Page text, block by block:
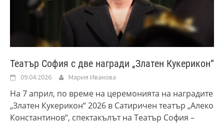
Театър София с две награди „Златен Кукерикон“
09.04.2026 Мария Иванова
На 7 април, по време на церемонията на наградите
„Златен Кукерикон“ 2026 в Сатиричен театър „Алеко
Константинов“, спектакълът на Театър София –